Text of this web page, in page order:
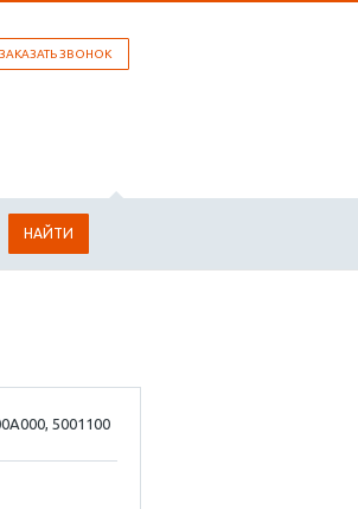
ЗАКАЗАТЬ ЗВОНОК
НАЙТИ
5001100